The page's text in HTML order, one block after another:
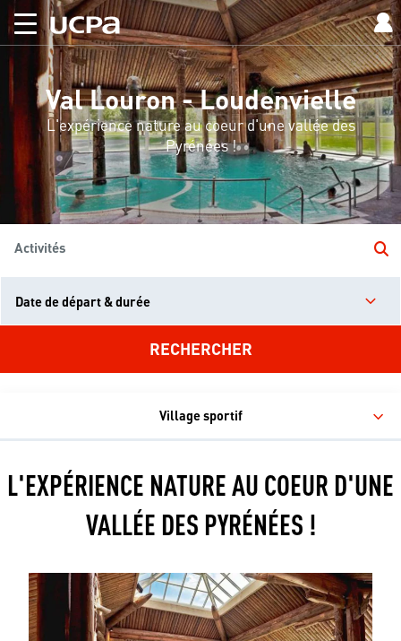
Val Louron - Loudenvielle
L'expérience nature au coeur d'une vallée des
Pyrénées !
Activités
Date de départ & durée
RECHERCHER
Village sportif
L'EXPÉRIENCE NATURE AU COEUR D'UNE
VALLÉE DES PYRÉNÉES !